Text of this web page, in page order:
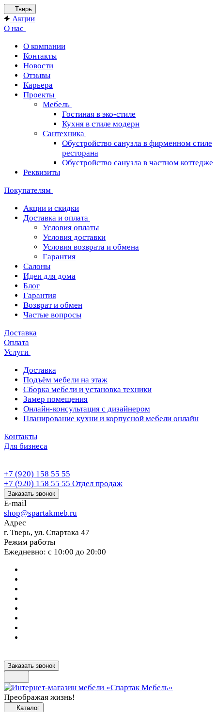
Тверь
Акции
О нас
О компании
Контакты
Новости
Отзывы
Карьера
Проекты
Мебель
Гостиная в эко-стиле
Кухня в стиле модерн
Сантехника
Обустройство санузла в фирменном стиле
ресторана
Обустройство санузла в частном коттедже
Реквизиты
Покупателям
Акции и скидки
Доставка и оплата
Условия оплаты
Условия доставки
Условия возврата и обмена
Гарантия
Салоны
Идеи для дома
Блог
Гарантия
Возврат и обмен
Частые вопросы
Доставка
Оплата
Услуги
Доставка
Подъём мебели на этаж
Сборка мебели и установка техники
Замер помещения
Онлайн-консультация с дизайнером
Планирование кухни и корпусной мебели онлайн
Контакты
Для бизнеса
+7 (920) 158 55 55
+7 (920) 158 55 55 Отдел продаж
Заказать звонок
E-mail
shop@spartakmeb.ru
Адрес
г. Тверь, ул. Спартака 47
Режим работы
Ежедневно: с 10:00 до 20:00
Заказать звонок
Преображая жизнь!
Каталог